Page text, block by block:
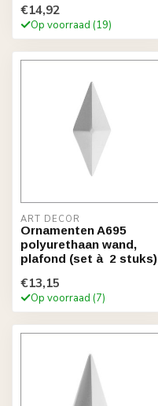
€14,92
Op voorraad (19)
ART DÉCOR
Ornamenten A695
polyurethaan wand,
plafond (set à 2 stuks)
€13,15
Op voorraad (7)